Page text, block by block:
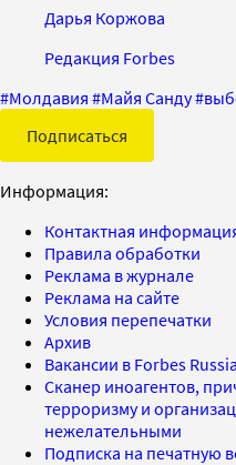
Дарья Коржова
Редакция Forbes
#Молдавия #Майя Санду#
Подписаться
Информация:
Контактная
Правила обработки
Реклама в журнале
Реклама на сайте
Условия перепечатки
Архив
Вакансии в Forbes Russia
Сканер иноагентов,
терроризму и
нежелательными
Подписка на печатную